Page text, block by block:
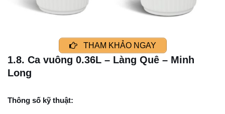
THAM KHẢO NGAY
1.8. Ca vuông 0.36L – Làng Quê – Minh
Long
Thông số kỹ thuật: